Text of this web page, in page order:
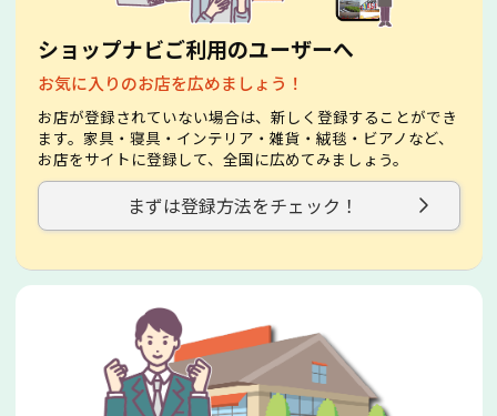
ショップナビご利用のユーザーへ
お気に入りのお店を広めましょう！
お店が登録されていない場合は、新しく登録することができ
ます。家具・寝具・インテリア・雑貨・絨毯・ビアノなど、
お店をサイトに登録して、全国に広めてみましょう。
まずは登録方法をチェック！